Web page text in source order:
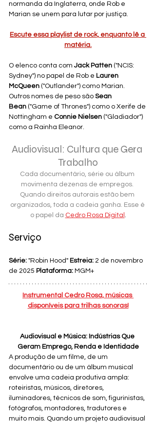
normanda da Inglaterra, onde Rob e
Marian se unem para lutar por justiça.
Escute essa playlist de rock, enquanto lê a
matéria.
O elenco conta com Jack Patten ("NCIS:
Sydney") no papel de Rob e Lauren
McQueen ("Outlander") como Marian.
Outros nomes de peso são Sean
Bean ("Game of Thrones") como o Xerife de
Nottingham e Connie Nielsen ("Gladiador")
como a Rainha Eleanor.
Audiovisual: Cultura que Gera
Trabalho
Cada documentário, série ou álbum
movimenta dezenas de empregos.
Quando direitos autorais estão bem
organizados, toda a cadeia ganha. Esse é
o papel da Cedro Rosa Digital .
Serviço
Série: "Robin Hood" Estreia: 2 de novembro
de 2025 Plataforma: MGM+
Instrumental Cedro Rosa, músicas
disponíveis para trilhas sonoras!
Audiovisual e Música: Indústrias Que
Geram Emprego, Renda e Identidade
A produção de um filme, de um
documentário ou de um álbum musical
envolve uma cadeia produtiva ampla:
roteiristas, músicos, diretores,
iluminadores, técnicos de som, figurinistas,
fotógrafos, montadores, tradutores e
muito mais. Quando um projeto audiovisual